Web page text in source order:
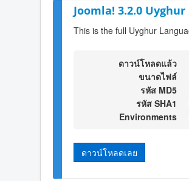
Joomla! 3.2.0
This is the full Uyghur
ดาวน์โหลดแล้ว
ขนาดไฟล์
รหัส MD5
รหัส SHA1
Environments
ดาวน์โหลดเลย